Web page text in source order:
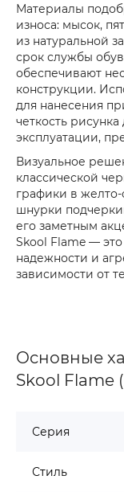
Материалы
износа: мысок,
из натуральной
срок службы
обеспечивают
конструкции.
для нанесения
четкость
эксплуатации,
Визуальное
классической
графики в
шнурки
его заметным
Skool Flame —
надежности и
зависимости от
Основные
Skool Flame
Серия
Стиль